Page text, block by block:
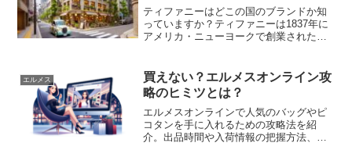
ティファニーはどこの国のブランドか知
っていますか？ティファニーは1837年に
アメリカ・ニューヨークで創業された高
ドジュエリーで世界的な名声を獲得しま
した。ブランドの象徴である「ティファ
ニーブルー」や代表的なデザイン、LVMH
グループ傘下に入った現在の展開まで詳
しく解説します。
エルメス
買えない？エルメスオンライン攻
略のヒミツとは？
エルメスオンラインで人気のバッグやピ
コタンを手に入れるための攻略法を紹
介。出品時間や入荷情報の把握方法、効